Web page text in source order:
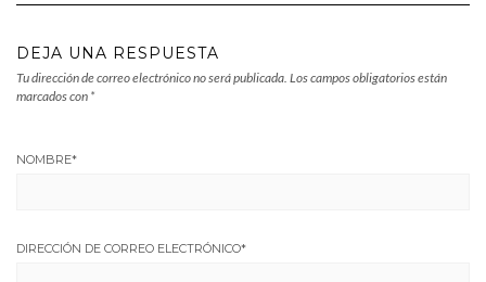
DEJA UNA RESPUESTA
Tu dirección de correo electrónico no será publicada. Los campos obligatorios están
marcados con *
NOMBRE*
DIRECCIÓN DE CORREO ELECTRÓNICO*